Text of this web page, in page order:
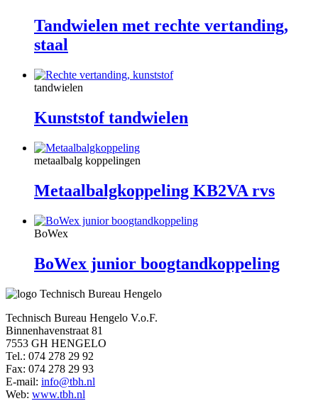
Tandwielen met rechte vertanding,
staal
tandwielen
Kunststof tandwielen
metaalbalg koppelingen
Metaalbalgkoppeling KB2VA rvs
BoWex
BoWex junior boogtandkoppeling
Technisch Bureau Hengelo V.o.F.
Binnenhavenstraat 81
7553 GH HENGELO
Tel.: 074 278 29 92
Fax: 074 278 29 93
E-mail: info@tbh.nl
Web: www.tbh.nl